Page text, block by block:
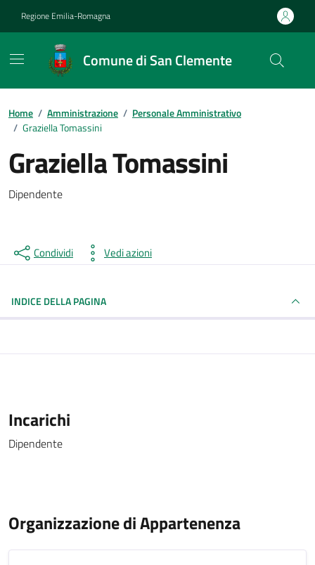
Regione Emilia-Romagna
Comune di San Clemente
Contenuti in evidenza
Home / Amministrazione / Personale Amministrativo
/ Graziella Tomassini
Graziella Tomassini
Dipendente
Condividi Vedi azioni
INDICE DELLA PAGINA
Incarichi
Dipendente
Organizzazione di Appartenenza